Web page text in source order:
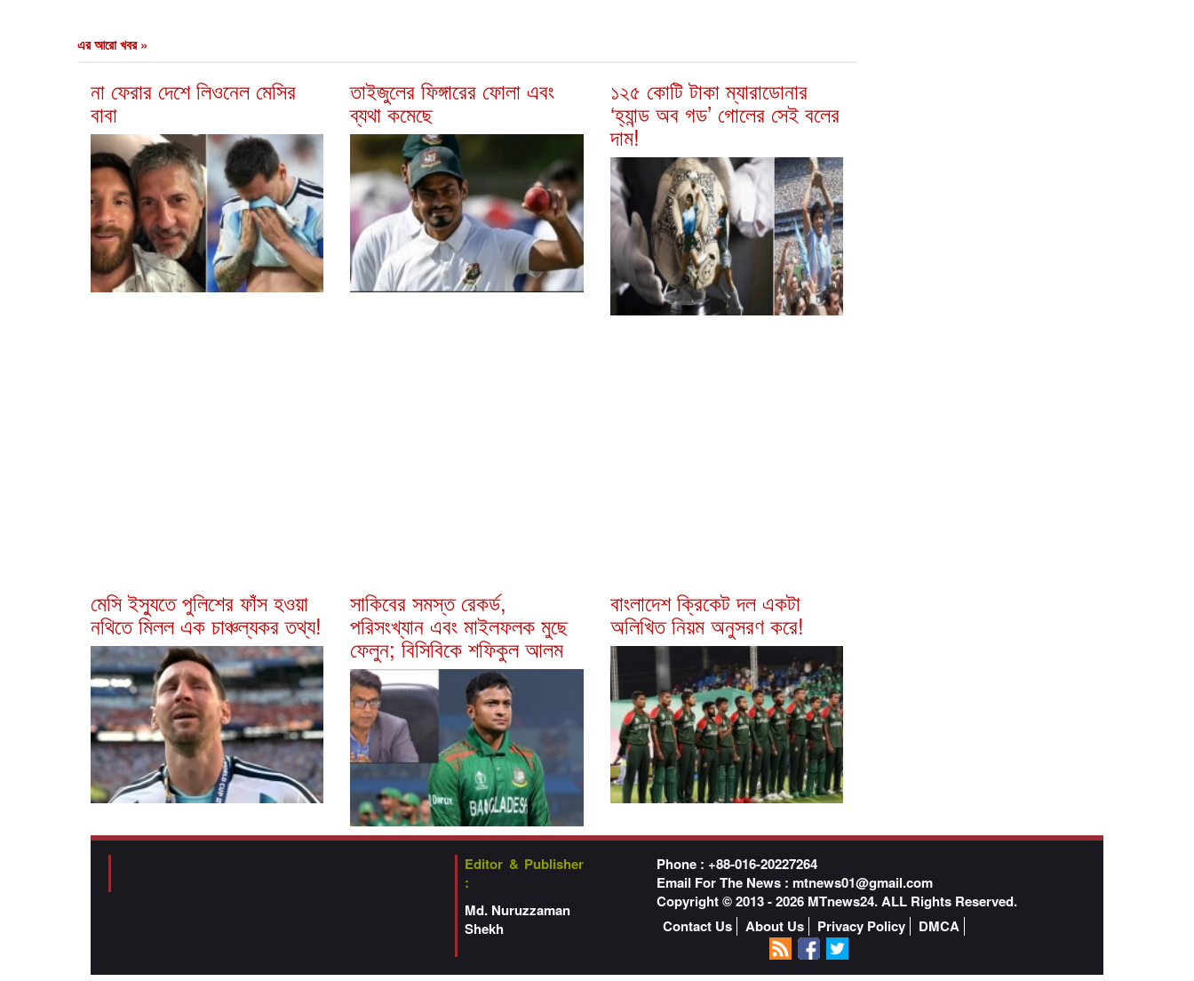
এর আরো খবর »
না ফেরার দেশে লিওনেল মেসির
বাবা
তাইজুলের ফিঙ্গারের ফোলা এবং
ব্যথা কমেছে
১২৫ কোটি টাকা ম্যারাডোনার
‘হ্যান্ড অব গড’ গোলের সেই বলের
দাম!
মেসি ইস্যুতে পুলিশের ফাঁস হওয়া
নথিতে মিলল এক চাঞ্চল্যকর তথ্য!
সাকিবের সমস্ত রেকর্ড,
পরিসংখ্যান এবং মাইলফলক মুছে
ফেলুন; বিসিবিকে শফিকুল আলম
বাংলাদেশ ক্রিকেট দল একটা
অলিখিত নিয়ম অনুসরণ করে!
Editor & Publisher
:
Md. Nuruzzaman
Shekh
Phone : +88-016-20227264
Email For The News : mtnews01@gmail.com
Copyright © 2013 - 2026 MTnews24. ALL Rights Reserved.
Contact Us
About Us Privacy Policy DMCA